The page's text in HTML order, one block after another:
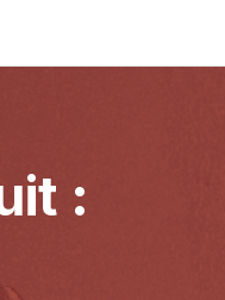
: